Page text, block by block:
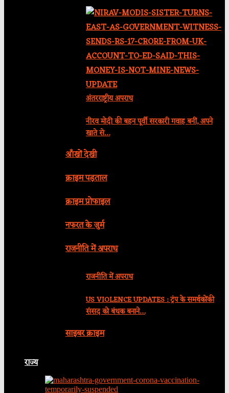
अंतरराष्ट्रीय अपराध
नीरव मोदी की बहन पूर्वी सरकारी गवाह बनीं, अपने
खाते से…
आँखों देखी
क्राइम पड़ताल
क्राइम प्रोफाइल
नफरत के जुर्म
राजनीति में अपराध
राजनीति में अपराध
US VIOLENCE UPDATES : ट्रंप के समर्थकोंकी
संसद को बंधक बनाने…
साइबर क्राइम
राज्य